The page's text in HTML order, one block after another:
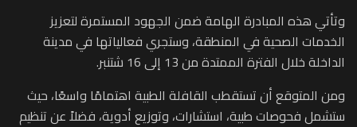
وتأتي هذه المبادرة الهامة ضمن الجهود المستمرة لتعزيز
الخدمات الصحية في المنطقة، وستجري فعالياتها في مدينة
الداخلة خلال الفترة الممتدة من 13 إلى 16 شتنبر.
ومن المتوقع أن تستقطب القافلة الطبية اهتمامًا واسعًا، حيث
ستشمل فحوصات طبية، استشارات، وتوزيع أدوية، فضلاً عن تنظيم